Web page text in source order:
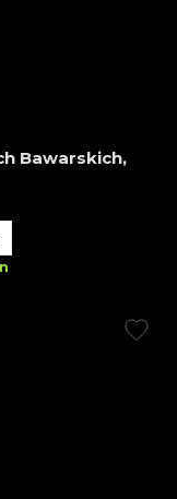
Bawarskich,